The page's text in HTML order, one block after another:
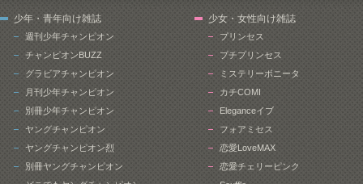
少年・青年向け雑誌
週刊少年チャンピオン
チャンピオンBUZZ
グラビアチャンピオン
月刊少年チャンピオン
別冊少年チャンピオン
ヤングチャンピオン
ヤングチャンピオン烈
別冊ヤングチャンピオン
少女・女性向け雑誌
プリンセス
プチプリンセス
ミステリーボニータ
カチCOMI
Eleganceイブ
フォアミセス
恋愛LoveMAX
恋愛チェリーピンク